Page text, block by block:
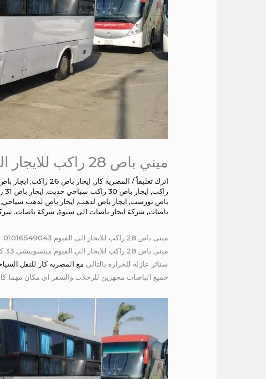
ميني باص 28 راكب للايجار الي الفيوم
اترك تعليقاً / المصرية كار , ايجار باص 26 راكب , ايجار باص 27
راكب, ايجار باص 30 راكب سياحي حديث , ايجار باص 31 راكب
باص تورست, ايجار باص لدهب, ايجار باص لدهب سياحي,
باصات, شركة ايجار باصات الي سيوة, شركة باصات,
ميني باص 28 راكب للايجار الي الفيوم 01016549043
ستائر عازلة للحراره بالتالى مع المصرية كار للنقل
جميع الباصات مجهزين للرحلات والسفر اى مكان مهما